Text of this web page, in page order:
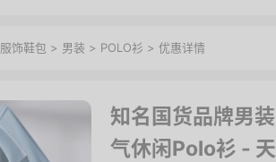
服饰鞋包 > 男装 > POLO衫 > 优惠详情
知名国货品牌男
气休闲Polo衫 -